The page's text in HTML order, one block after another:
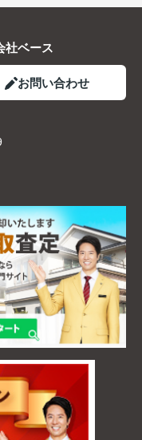
ベース
お問い合わせ